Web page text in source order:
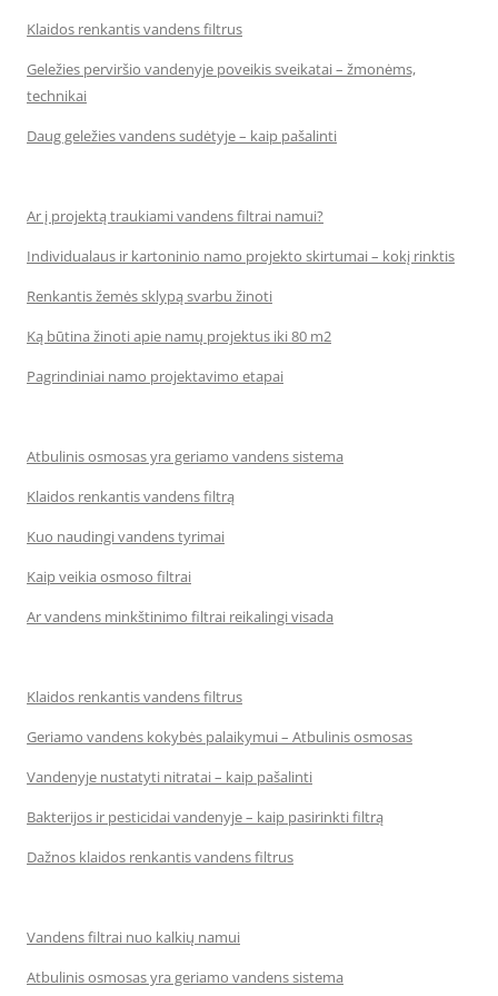
Klaidos renkantis vandens filtrus
Geležies perviršio vandenyje poveikis sveikatai – žmonėms,
technikai
Daug geležies vandens sudėtyje – kaip pašalinti
Ar į projektą traukiami vandens filtrai namui?
Individualaus ir kartoninio namo projekto skirtumai – kokį rinktis
Renkantis žemės sklypą svarbu žinoti
Ką būtina žinoti apie namų projektus iki 80 m2
Pagrindiniai namo projektavimo etapai
Atbulinis osmosas yra geriamo vandens sistema
Klaidos renkantis vandens filtrą
Kuo naudingi vandens tyrimai
Kaip veikia osmoso filtrai
Ar vandens minkštinimo filtrai reikalingi visada
Klaidos renkantis vandens filtrus
Geriamo vandens kokybės palaikymui – Atbulinis osmosas
Vandenyje nustatyti nitratai – kaip pašalinti
Bakterijos ir pesticidai vandenyje – kaip pasirinkti filtrą
Dažnos klaidos renkantis vandens filtrus
Vandens filtrai nuo kalkių namui
Atbulinis osmosas yra geriamo vandens sistema